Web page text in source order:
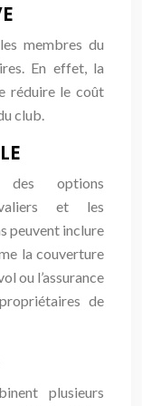
membres du
En effet, la
réduire le coût
club.
des options
et les
peuvent inclure
la couverture
ou l’assurance
de
plusieurs